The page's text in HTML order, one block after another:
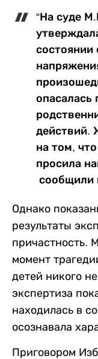
“На суде
состоянии
опасалась
действий.
на том,
просила
сообщили
Однако
результаты
причастность.
момент
детей никого
экспертиза
находилась в
осознавала
Приговором